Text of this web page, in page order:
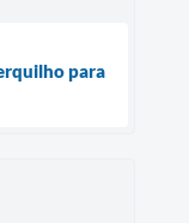
para